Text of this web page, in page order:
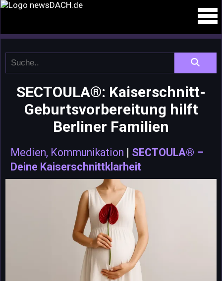
SECTOULA®: Kaiserschnitt-
Geburtsvorbereitung hilft
Berliner Familien
Medien, Kommunikation | SECTOULA® –
Deine Kaiserschnittklarheit